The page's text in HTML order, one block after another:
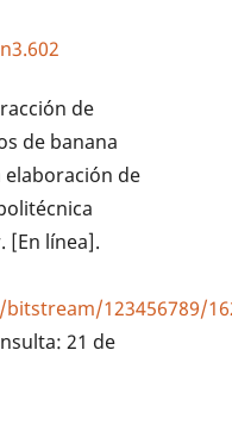
de
de banana
elaboración de
[En línea].
123456789/
21 de